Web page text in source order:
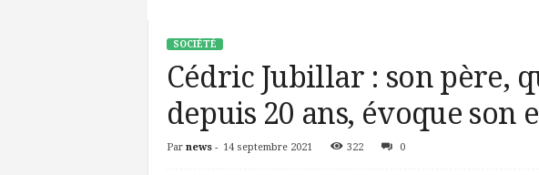
SOCIÉTÉ
Cédric Jubillar : son père,
depuis 20 ans, évoque son
Par news- 14 septembre 2021 322 0